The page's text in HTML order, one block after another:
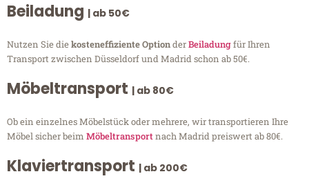
Beiladung | ab 50€
Nutzen Sie diekosteneffiziente OptionderBeiladungfür Ihren
Transport zwischen Düsseldorf und Madrid schon ab 50€.
Möbeltransport | ab 80€
Ob ein einzelnes Möbelstück oder mehrere, wir transportieren Ihre
Möbel sicher beim Möbeltransportnach Madrid preiswert ab 80€.
Klaviertransport | ab 200€